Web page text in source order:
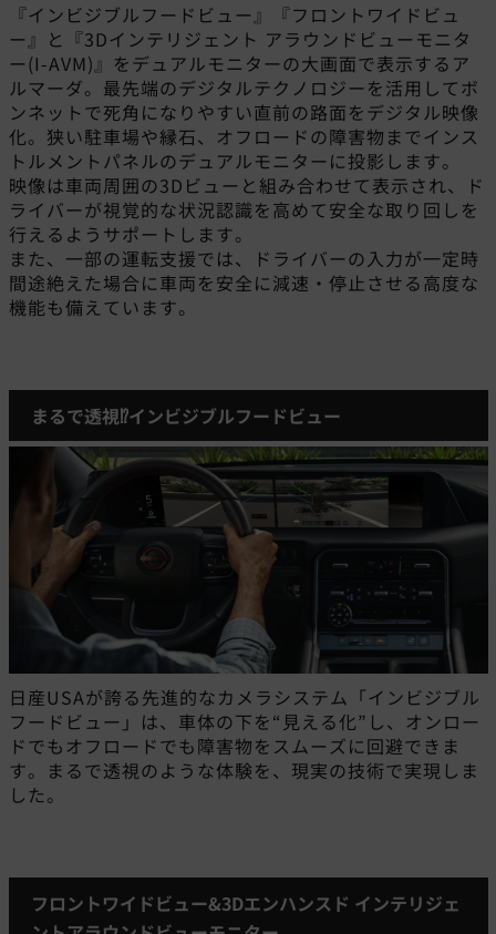
『インビジブルフードビュー』『フロントワイドビュ
ー』と『3Dインテリジェント アラウンドビューモニタ
ー(I-AVM)』をデュアルモニターの大画面で表示するア
ルマーダ。最先端のデジタルテクノロジーを活用してボ
ンネットで死角になりやすい直前の路面をデジタル映像
化。狭い駐車場や縁石、オフロードの障害物までインス
トルメントパネルのデュアルモニターに投影します。
映像は車両周囲の3Dビューと組み合わせて表示され、ド
ライバーが視覚的な状況認識を高めて安全な取り回しを
行えるようサポートします。
また、一部の運転支援では、ドライバーの入力が一定時
間途絶えた場合に車両を安全に減速・停止させる高度な
機能も備えています。
まるで透視⁉インビジブルフードビュー
日産USAが誇る先進的なカメラシステム「インビジブル
フードビュー」は、車体の下を“見える化”し、オンロー
ドでもオフロードでも障害物をスムーズに回避できま
す。まるで透視のような体験を、現実の技術で実現しま
した。
フロントワイドビュー&3Dエンハンスド インテリジェ